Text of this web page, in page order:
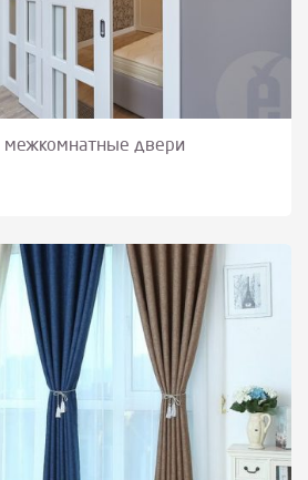
межкомнатные двери